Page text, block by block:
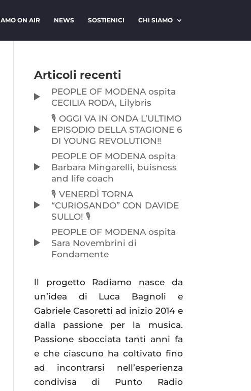
ON AIR NEWS SOSTIENICI CHI SIAMO
Articoli recenti
PEOPLE OF MODENA ospita
CECILIA RODA, Lilybris
🎙️ OGGI VA IN ONDA L’ULTIMO
EPISODIO DELLA STAGIONE 6
DI YOUNG REVOLUTION‼️
PEOPLE OF MODENA ospita
Barbara Mingarelli, buisness
and life coach
🎙️ VENERDÌ TORNA
“CURIOSANDO” CON DAVIDE
SULLO! 🎙️
PEOPLE OF MODENA ospita
Sara Novembrini di
Fondamente
ll progetto Radiamo nasce da
un’idea di Luca Bagnoli e
Gabriele Casoretti ad inizio 2014 e
dalla passione per la musica.
Passione sbocciata tanti anni fa
e che ciascuno ha coltivato fino
ad incontrarsi nell’esperienza
condivisa di Punto Radio